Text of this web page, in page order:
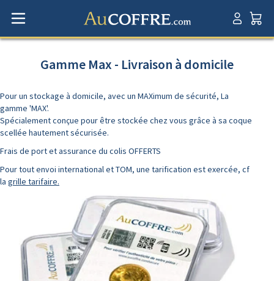
Gamme Max - Livraison à domicile
Pour un stockage à domicile, avec un MAXimum de sécurité, La
gamme 'MAX'.
Spécialement conçue pour être stockée chez vous grâce à sa coque
scellée hautement sécurisée.
Frais de port et assurance du colis OFFERTS
Pour tout envoi international et TOM, une tarification est exercée, cf
la grille tarifaire.